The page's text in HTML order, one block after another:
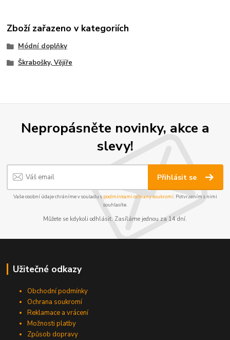
Zboží zařazeno v kategoriích
Módní doplňky
Škrabošky, Vějíře
Nepropásněte novinky, akce a
slevy!
Přihlásit se
Vaše osobní údaje chráníme v souladu s podmínkami ochrany soukromí. Potvrzením s nimi
souhlasíte.
Můžete se kdykoli odhlásit. Zasíláme jednou za 14 dní.
Užitečné odkazy
Obchodní podmínky
Ochrana soukromí
Reklamace a vrácení
Možnosti platby
Způsob dopravy